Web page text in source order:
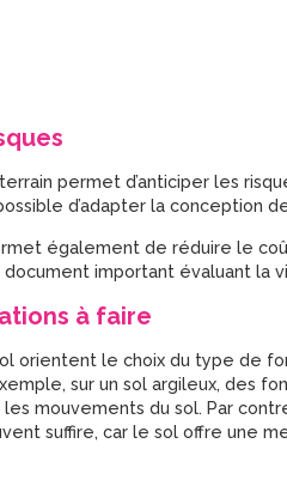
permet d’anticiper les
d’adapter la conception
également de réduire le
document important évaluant
à faire
orientent le choix du type de
sur un sol argileux, des
mouvements du sol. Par
suffire, car le sol offre une